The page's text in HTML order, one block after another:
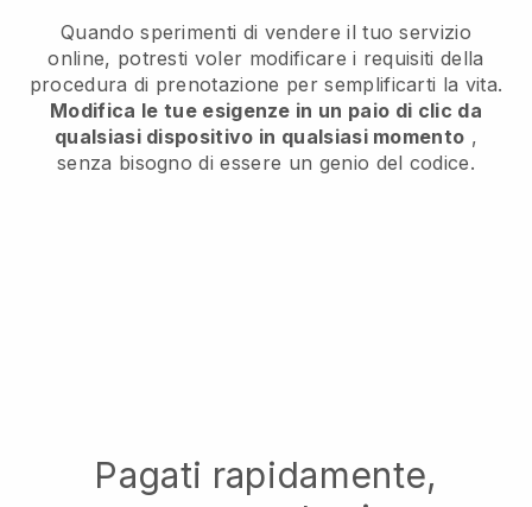
Quando sperimenti di vendere il tuo servizio
online, potresti voler modificare i requisiti della
procedura di prenotazione per semplificarti la vita.
Modifica le tue esigenze in un paio di clic da
qualsiasi dispositivo in qualsiasi momento ,
senza bisogno di essere un genio del codice.
Pagati rapidamente,